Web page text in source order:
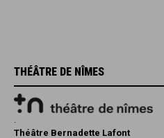
THÉÂTRE DE NÎMES
Théâtre Bernadette Lafont